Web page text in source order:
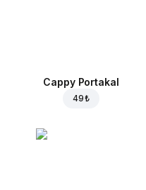
Cappy Portakal
49 ₺